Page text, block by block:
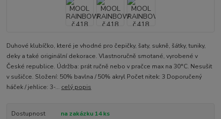
Duhové klubíčko, které je vhodné pro čepičky, šaty, sukně, šátky, tuniky,
deky a také originální dekorace. Vlastnoručně smotané, vyrobené v
České republice. Údržba: prát ručně nebo v pračce max na 30°C. Nesušit
v sušičce. Složení: 50% bavlna / 50% akryl Počet nitek: 3 Doporučený
háček / jehlice: 3-... celý popis
Dostupnost
na zakázku 14 ks